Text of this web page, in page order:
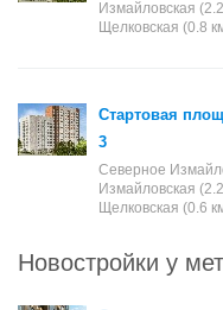
Измайловская
Щелковская (0.8
Стартовая
3
Северное
Измайловская
Щелковская (0.6
Новостройки у